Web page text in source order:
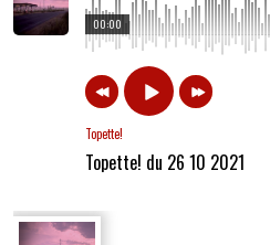
00:00
Topette!
Topette! du 26 10 2021